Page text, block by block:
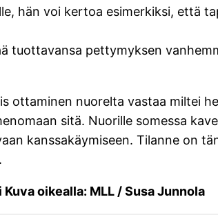
hän voi kertoa esimerkiksi, että
tuottavansa pettymyksen
ottaminen nuorelta vastaa miltei
sitä. Nuorille somessa
kanssakäymiseen. Tilanne on
oikealla: MLL / Susa Junnola